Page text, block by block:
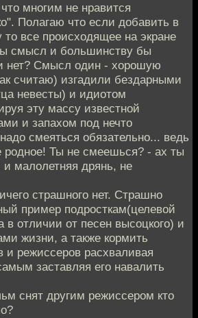
многим не нравится
Полагаю что если добавить в
все происходящее на экране
смысл и большинству бы
нет? Смысл один - хорошую
считаю) изгадили бездарными
невесты) и идиотом
эту массу известной
и запахом под нечто
смеяться обязательно... ведь
родное! Ты не смеешься? - ах ты
малолетняя дрянь, не
страшного нет. Страшно
пример подросткам(целевой
отличии от песен высоцкого) и
жизни, а также кормить
и режиссеров расхваливая
заставляя его навалить
снят другим режиссером кто